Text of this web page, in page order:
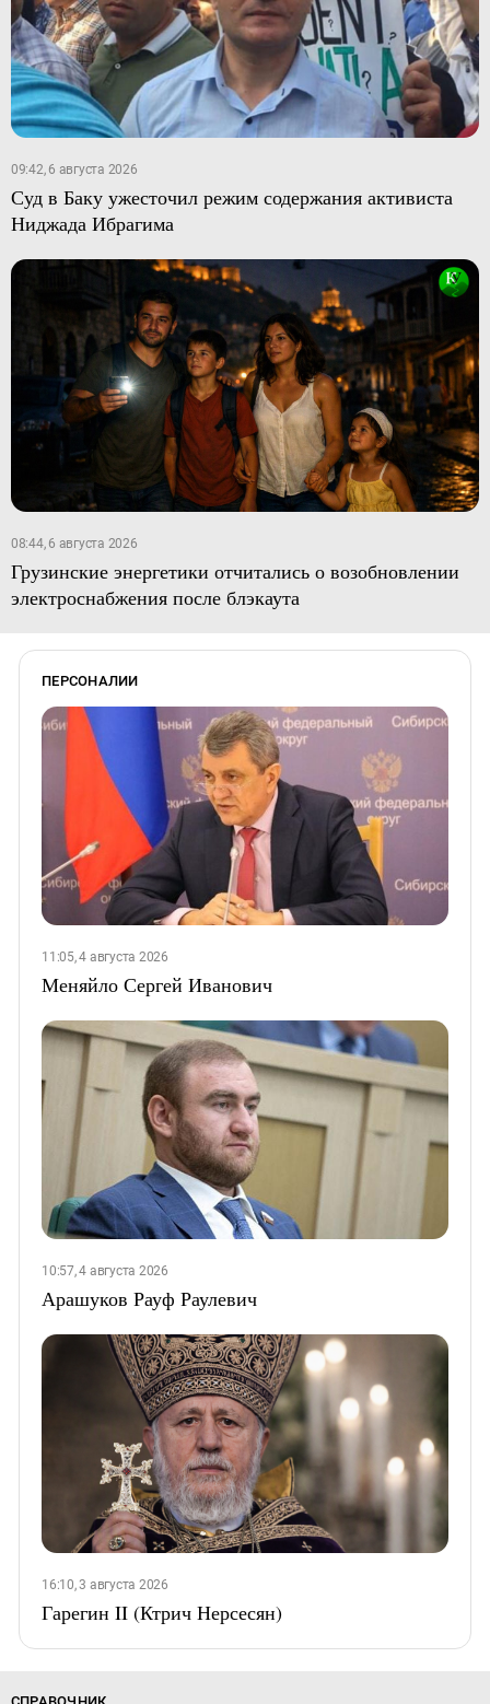
09:42, 6 августа 2026
Суд в Баку ужесточил режим содержания активиста
Ниджада Ибрагима
08:44, 6 августа 2026
Грузинские энергетики отчитались о возобновлении
электроснабжения после блэкаута
ПЕРСОНАЛИИ
11:05, 4 августа 2026
Меняйло Сергей Иванович
10:57, 4 августа 2026
Арашуков Рауф Раулевич
16:10, 3 августа 2026
Гарегин II (Ктрич Нерсесян)